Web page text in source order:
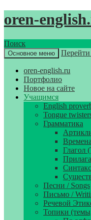
oren-
Поиск
Основное меню
oren-english.ru
Портфолио
Новое на сайте
Учащимся
English
Tongue
Грамматика
Времена
Глагол
Песни / Songs
Письмо /
Речевой
Топики